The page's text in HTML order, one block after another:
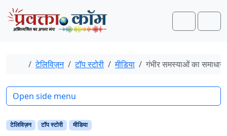
Skip to content
Skip to footer
Search
Home
टेलिविज़न टॉप स्टोरी मीडिया गंभीर समस्याओं का
टेलिविज़न टॉप स्टोरी मीडिया
Open side menu